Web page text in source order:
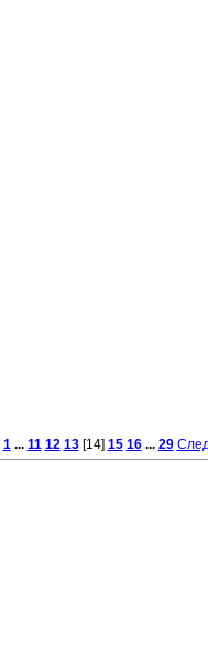
1 ... 11 12 13 [14] 15 16 ... 29